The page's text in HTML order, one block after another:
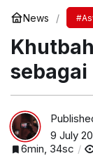
News
sebagai
9 July
6min, 34sc